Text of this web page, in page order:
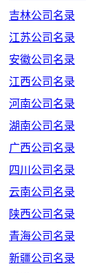
吉林公司名录
江苏公司名录
安徽公司名录
江西公司名录
河南公司名录
湖南公司名录
广西公司名录
四川公司名录
云南公司名录
陕西公司名录
青海公司名录
新疆公司名录